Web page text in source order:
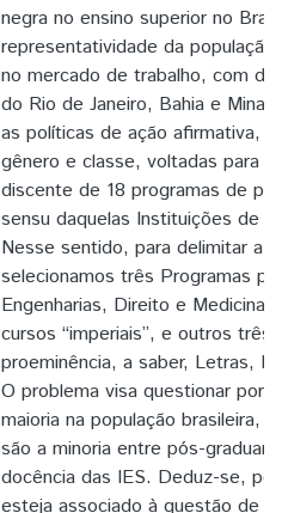
negra no ensino superior no
representatividade da
no mercado de trabalho, com
do Rio de Janeiro, Bahia e
as políticas de ação afirmativa,
gênero e classe, voltadas para
discente de 18 programas de
sensu daquelas Instituições de
Nesse sentido, para delimitar a
selecionamos três Programas
Engenharias, Direito e Medicina,
cursos “imperiais”, e outros três
proeminência, a saber, Letras,
O problema visa questionar por
maioria na população brasileira,
são a minoria entre pós-
docência das IES. Deduz-se,
esteja associado à questão de